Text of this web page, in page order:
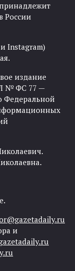
России
Instagram)
издание
№ ФС 77 —
Федеральной
и